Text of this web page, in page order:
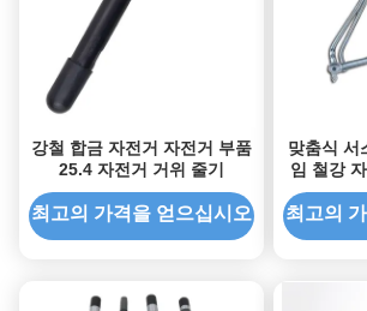
강철 합금 자전거 자전거 부품
25.4 자전거 거위 줄기
최고의 가격을 얻으십시오
맞춤식 서
임 철강
최고의